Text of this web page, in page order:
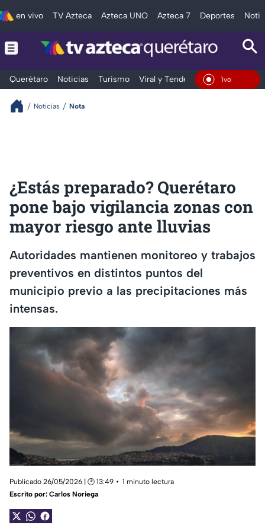
en vivo TV Azteca Azteca UNO Azteca 7 Deportes
Querétaro Noticias Turismo Viral y Tendencia Clima
En Vivo
Noticias Nota
¿Estás preparado? Querétaro
pone bajo vigilancia zonas con
mayor riesgo ante lluvias
Autoridades mantienen monitoreo y trabajos
preventivos en distintos puntos del
municipio previo a las precipitaciones más
intensas.
Publicado 26/05/2026 | 🕑 13:49
1 minuto lectura
Escrito por: Carlos Noriega